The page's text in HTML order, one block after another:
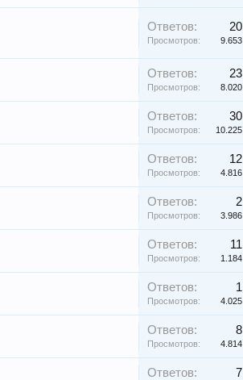
Ответов: 20
Просмотров: 9.653
Ответов: 23
Просмотров: 8.020
Ответов: 30
Просмотров: 10.225
Ответов: 12
Просмотров: 4.816
Ответов: 2
Просмотров: 3.986
Ответов: 11
Просмотров: 1.184
Ответов: 1
Просмотров: 4.025
Ответов: 8
Просмотров: 4.814
Ответов: 7